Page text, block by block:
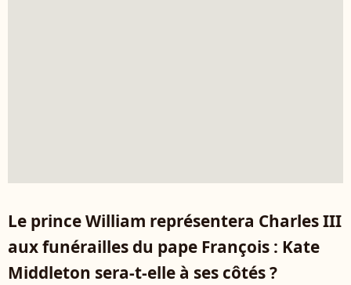
Le prince William représentera Charles III
aux funérailles du pape François : Kate
Middleton sera-t-elle à ses côtés ?